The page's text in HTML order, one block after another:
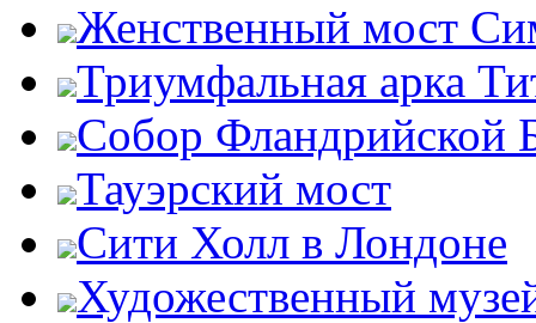
Женственный мост
Триумфальная арка
Собор Фландрийской
Тауэрский мост
Сити Холл в Лондоне
Художественный